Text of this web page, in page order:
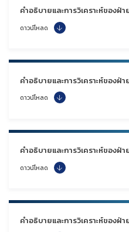
คำอธิบายและการวิเคราะห์ของฝ่
ดาวน์โหลด
คำอธิบายและการวิเคราะห์ของฝ่
ดาวน์โหลด
คำอธิบายและการวิเคราะห์ของฝ่
ดาวน์โหลด
คำอธิบายและการวิเคราะห์ของฝ่